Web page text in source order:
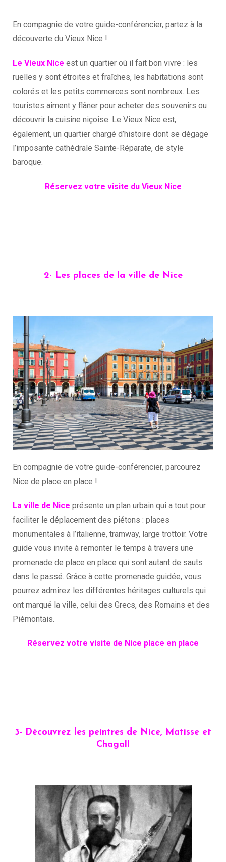
En compagnie de votre guide-conférencier, partez à la
découverte du Vieux Nice !
Le Vieux Nice est un quartier où il fait bon vivre : les
ruelles y sont étroites et fraîches, les habitations sont
colorés et les petits commerces sont nombreux. Les
touristes aiment y flâner pour acheter des souvenirs ou
découvrir la cuisine niçoise. Le Vieux Nice est,
également, un quartier chargé d’histoire dont se dégage
l’imposante cathédrale Sainte-Réparate, de style
baroque.
Réservez votre visite du Vieux Nice
2- Les places de la ville de Nice
En compagnie de votre guide-conférencier, parcourez
Nice de place en place !
La ville de Nice présente un plan urbain qui a tout pour
faciliter le déplacement des piétons : places
monumentales à l’italienne, tramway, large trottoir. Votre
guide vous invite à remonter le temps à travers une
promenade de place en place qui sont autant de sauts
dans le passé. Grâce à cette promenade guidée, vous
pourrez admirez les différentes héritages culturels qui
ont marqué la ville, celui des Grecs, des Romains et des
Piémontais.
Réservez votre visite de Nice place en place
3- Découvrez les peintres de Nice, Matisse et
Chagall